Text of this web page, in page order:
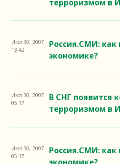
терроризмом в
Россия.СМИ:
экономике?
Июл 30, 2007
13:42
В СНГ появится
терроризмом в
Июл 30, 2007
05:17
Россия.СМИ:
Июл 30, 2007
05:17